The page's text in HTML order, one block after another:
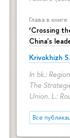
Глава в книге
‘Crossing
China's
Krivokhizh S.
In bk.:
The
Union. L.:
Все